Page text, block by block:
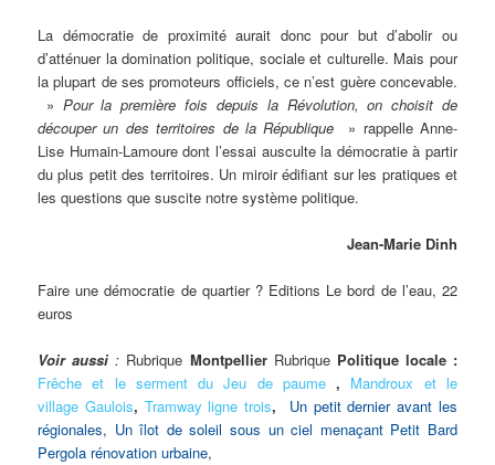
La démocratie de proximité aurait donc pour but d’abolir ou
d’atténuer la domination politique, sociale et culturelle. Mais pour
la plupart de ses promoteurs officiels, ce n’est guère concevable.
» Pour la première fois depuis la Révolution, on choisit de
découper un des territoires de la République » rappelle Anne-
Lise Humain-Lamoure dont l’essai ausculte la démocratie à partir
du plus petit des territoires. Un miroir édifiant sur les pratiques et
les questions que suscite notre système politique.
Jean-Marie Dinh
Faire une démocratie de quartier ? Editions Le bord de l’eau, 22
euros
Voir aussi : Rubrique Montpellier RubriquePolitique locale :
Frêche et le serment du Jeu de paume, Mandroux et le
village Gaulois, Tramway ligne trois,
Un petit dernier avant les
régionales, Un îlot de soleil sous un ciel menaçant Petit Bard
Pergola rénovation urbaine,